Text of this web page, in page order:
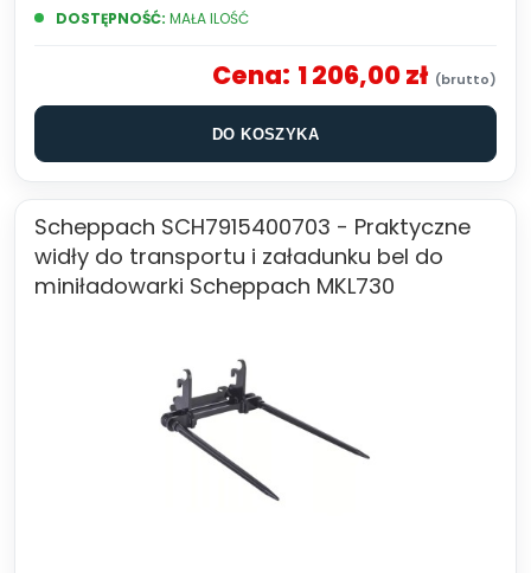
DOSTĘPNOŚĆ: MAŁA ILOŚĆ
Cena: 1 206,00 zł
DO KOSZYKA
Scheppach SCH7915400703 - Praktyczne
widły do transportu i załadunku bel do
miniładowarki Scheppach MKL730